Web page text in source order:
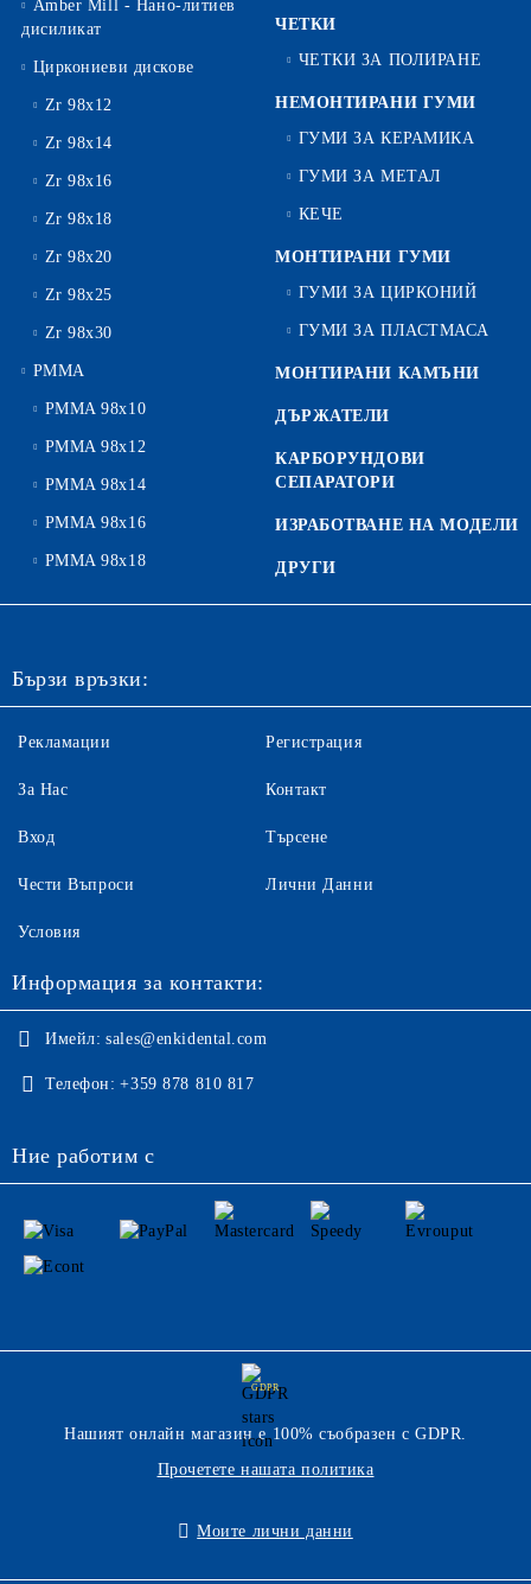
Amber Mill - Нано-литиев
дисиликат
Циркониеви дискове
Zr 98x12
Zr 98x14
Zr 98x16
Zr 98x18
Zr 98x20
Zr 98x25
Zr 98x30
PMMA
PMMA 98x10
PMMA 98x12
PMMA 98x14
PMMA 98x16
PMMA 98x18
ЧЕТКИ
ЧЕТКИ ЗА ПОЛИРАНЕ
НЕМОНТИРАНИ ГУМИ
ГУМИ ЗА КЕРАМИКА
ГУМИ ЗА МЕТАЛ
КЕЧЕ
МОНТИРАНИ ГУМИ
ГУМИ ЗА ЦИРКОНИЙ
ГУМИ ЗА ПЛАСТМАСА
МОНТИРАНИ КАМЪНИ
ДЪРЖАТЕЛИ
КАРБОРУНДОВИ
СЕПАРАТОРИ
ИЗРАБОТВАНЕ НА МОДЕЛИ
ДРУГИ
Бързи връзки:
Рекламации
За Нас
Вход
Чести Въпроси
Регистрация
Контакт
Търсене
Лични Данни
Условия
Информация за контакти:
Имейл: sales@enkidental.com
Телефон: +359 878 810 817
Ние работим с
GDPR
Нашият онлайн магазин е 100% съобразен с GDPR.
Прочетете нашата политика
Моите лични данни